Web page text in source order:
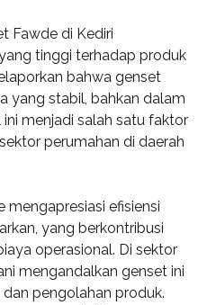
Fawde di Kediri
tinggi terhadap produk
bahwa genset
yang stabil, bahkan dalam
menjadi salah satu faktor
perumahan di daerah
mengapresiasi efisiensi
yang berkontribusi
operasional. Di sektor
mengandalkan genset ini
pengolahan produk.